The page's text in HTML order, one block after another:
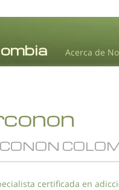
Acerca de
certificada en